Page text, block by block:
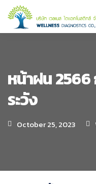
หน้าฝน
ระวัง
October 25, 2023